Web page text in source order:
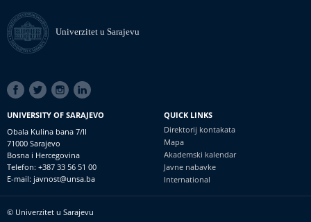
Univerzitet u Sarajevu
SOCIAL
LINKS
UNIVERSITY OF SARAJEVO
Obala Kulina bana 7/II
71000 Sarajevo
Bosna i Hercegovina
Telefon: +387 33 56 51 00
E-mail: javnost@unsa.ba
QUICK LINKS
Direktorij kontakata
Mapa
Akademski kalendar
Javne nabavke
International
Footer
© Univerzitet u Sarajevu